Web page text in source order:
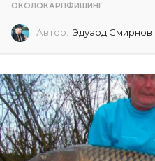
ОКОЛОКАРПФИШИНГ
Автор: Эдуард Смирнов